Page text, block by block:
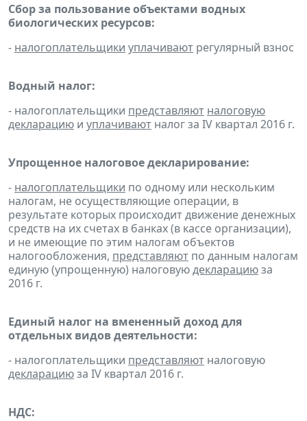
Сбор за пользование объектами водных
биологических ресурсов:
- налогоплательщики уплачивают регулярный взнос
Водный налог:
- налогоплательщики представляют налоговую
декларацию и уплачивают налог за IV квартал 2016 г.
Упрощенное налоговое декларирование:
- налогоплательщики по одному или нескольким
налогам, не осуществляющие операции, в
результате которых происходит движение денежных
средств на их счетах в банках (в кассе организации),
и не имеющие по этим налогам объектов
налогообложения, представляют по данным налогам
единую (упрощенную) налоговуюдекларациюза
2016 г.
Единый налог на вмененный доход для
отдельных видов деятельности:
- налогоплательщики представляют налоговую
декларациюза IV квартал 2016 г.
НДС: